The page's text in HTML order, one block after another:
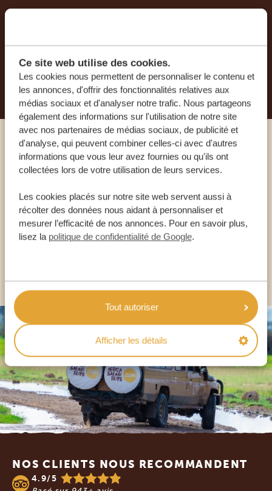
Ce site web utilise des cookies.
Les cookies nous permettent de personnaliser le contenu et
les annonces, d'offrir des fonctionnalités relatives aux
médias sociaux et d'analyser notre trafic. Nous partageons
également des informations sur l'utilisation de notre site
avec nos partenaires de médias sociaux, de publicité et
d'analyse, qui peuvent combiner celles-ci avec d'autres
informations que vous leur avez fournies ou qu'ils ont
collectées lors de votre utilisation de leurs services.
Les cookies placés sur notre site web servent aussi à
récolter des données nous aidant à personnaliser et
mesurer l’efficacité de nos annonces. Pour en savoir plus,
lisez la politique de confidentialité de Google.
Tout autoriser
Afficher les détails
PLANIFIEZ VOTRE AVENTURE
Appelez un expert
FR:+33 2 57 88 00 88
Footer
NOS CLIENTS NOUS RECOMMANDENT
4.9/5